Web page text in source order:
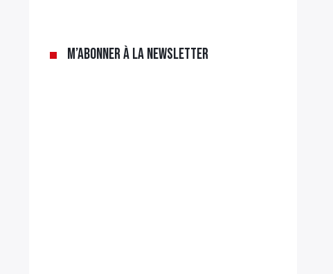
M’abonner à la newsletter